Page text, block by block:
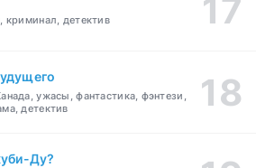
криминал, детектив
ужасы, фантастика, фэнтези,
детектив
Ду?